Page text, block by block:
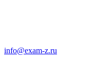
info@exam-z.ru